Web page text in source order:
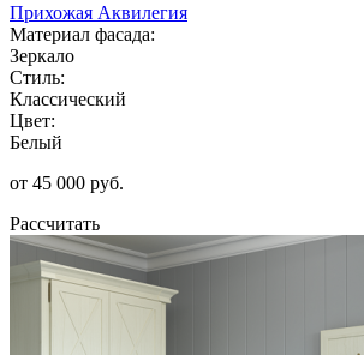
Прихожая Аквилегия
Материал фасада:
Зеркало
Стиль:
Классический
Цвет:
Белый
от 45 000 руб.
Рассчитать